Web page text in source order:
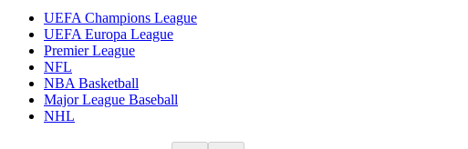
UEFA Champions League
UEFA Europa League
Premier League
NFL
NBA Basketball
Major League Baseball
NHL